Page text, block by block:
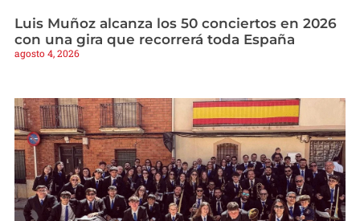
Luis Muñoz alcanza los 50 conciertos en 2026
con una gira que recorrerá toda España
agosto 4, 2026